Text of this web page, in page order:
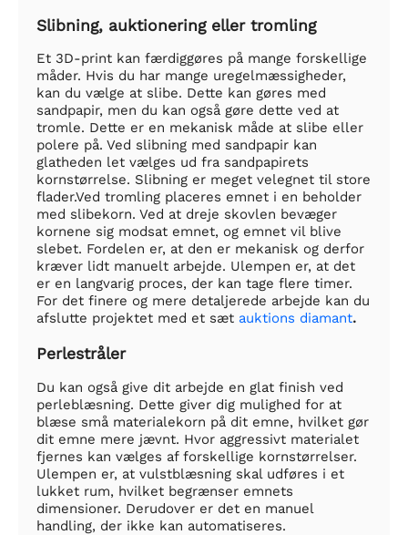
Slibning, auktionering eller tromling
Et 3D-print kan færdiggøres på mange forskellige
måder. Hvis du har mange uregelmæssigheder,
kan du vælge at slibe. Dette kan gøres med
sandpapir, men du kan også gøre dette ved at
tromle. Dette er en mekanisk måde at slibe eller
polere på. Ved slibning med sandpapir kan
glatheden let vælges ud fra sandpapirets
kornstørrelse. Slibning er meget velegnet til store
flader.Ved tromling placeres emnet i en beholder
med slibekorn. Ved at dreje skovlen bevæger
kornene sig modsat emnet, og emnet vil blive
slebet. Fordelen er, at den er mekanisk og derfor
kræver lidt manuelt arbejde. Ulempen er, at det
er en langvarig proces, der kan tage flere timer.
For det finere og mere detaljerede arbejde kan du
afslutte projektet med et sæt auktions diamant.
Perlestråler
Du kan også give dit arbejde en glat finish ved
perleblæsning. Dette giver dig mulighed for at
blæse små materialekorn på dit emne, hvilket gør
dit emne mere jævnt. Hvor aggressivt materialet
fjernes kan vælges af forskellige kornstørrelser.
Ulempen er, at vulstblæsning skal udføres i et
lukket rum, hvilket begrænser emnets
dimensioner. Derudover er det en manuel
handling, der ikke kan automatiseres.